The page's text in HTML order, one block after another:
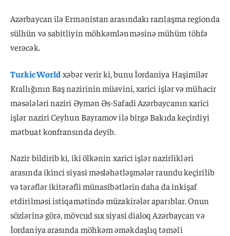
Azərbaycan ilə Ermənistan arasındakı razılaşma regionda
sülhün və sabitliyin möhkəmlənməsinə mühüm töhfə
verəcək.
TurkicWorldxəbər verir ki, bunu İordaniya Haşimilər
Krallığının Baş nazirinin müavini, xarici işlər və mühacir
məsələləri naziri Əymən Əs-Safadi Azərbaycanın xarici
işlər naziri Ceyhun Bayramov ilə birgə Bakıda keçirdiyi
mətbuat konfransında deyib.
Nazir bildirib ki, iki ölkənin xarici işlər nazirlikləri
arasında ikinci siyasi məsləhətləşmələr raundu keçirilib
və tərəflər ikitərəfli münasibətlərin daha da inkişaf
etdirilməsi istiqamətində müzakirələr aparıblar. Onun
sözlərinə görə, mövcud sıx siyasi dialoq Azərbaycan və
İordaniya arasında möhkəm əməkdaşlıq təməli